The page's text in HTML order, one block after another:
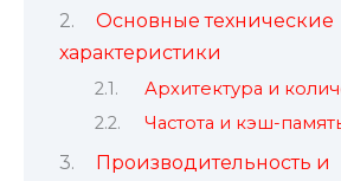
Основные технические
характеристики
Архитектура и
Частота и кэш-
Производительность и